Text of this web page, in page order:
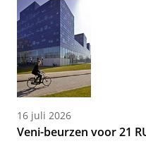
16 juli 2026
Veni-beurzen voor 21